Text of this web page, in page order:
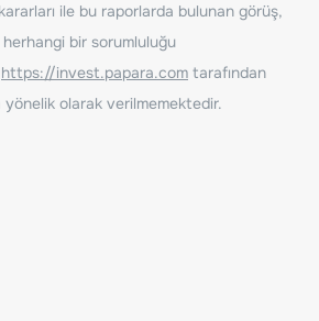
ile bu raporlarda bulunan görüş,
herhangi bir sorumluluğu
https://invest.papara.com tarafından
yönelik olarak verilmemektedir.